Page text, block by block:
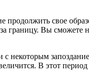
продолжить свое
границу. Вы сможете
с некоторым
В этот